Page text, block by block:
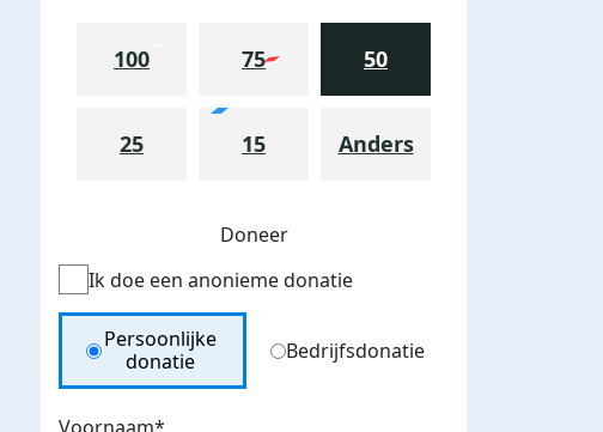
100 75 50
25 15 Anders
Doneer
Ik doe een anonieme donatie
Donation Type
Persoonlijke
donatie
Bedrijfsdonatie